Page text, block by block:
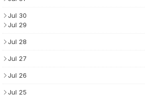
Jul 30
Jul 29
Jul 28
Jul 27
Jul 26
Jul 25